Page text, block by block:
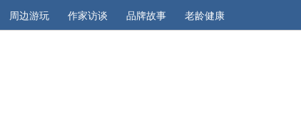
周边游玩 作家访谈 品牌故事 老龄健康